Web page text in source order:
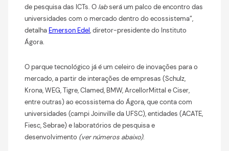
de pesquisa das ICTs. O labserá um palco de encontro das
universidades com o mercado dentro do ecossistema”,
detalha Emerson Edel, diretor-presidente do Instituto
Ágora.
O parque tecnológico já é um celeiro de inovações para o
mercado, a partir de interações de empresas (Schulz,
Krona, WEG, Tigre, Clamed, BMW, ArcellorMittal e Ciser,
entre outras) ao ecossistema do Ágora, que conta com
universidades (campi Joinville da UFSC), entidades (ACATE,
Fiesc, Sebrae) e laboratórios de pesquisa e
desenvolvimento (ver números abaixo).